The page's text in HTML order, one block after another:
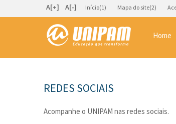
A[+] A[-] Início(1) Mapa do site(2)
Home
REDES SOCIAIS
Acompanhe o UNIPAM nas redes sociais.